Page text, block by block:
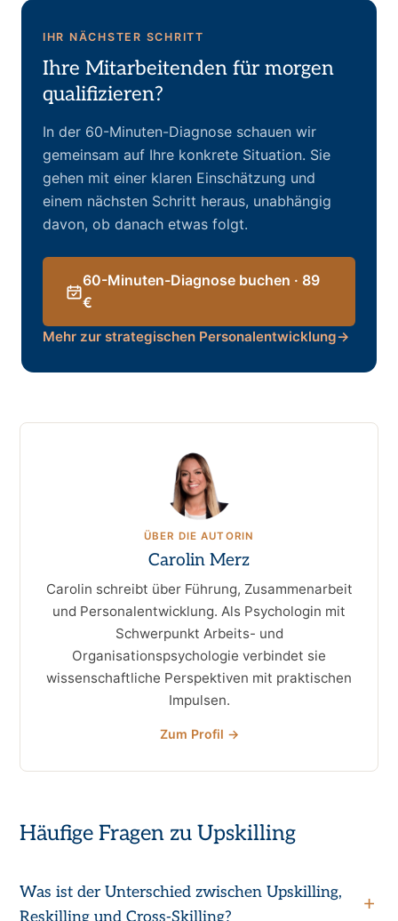
IHR NÄCHSTER SCHRITT
Ihre Mitarbeitenden für morgen
qualifizieren?
In der 60-Minuten-Diagnose schauen wir
gemeinsam auf Ihre konkrete Situation. Sie
gehen mit einer klaren Einschätzung und
einem nächsten Schritt heraus, unabhängig
davon, ob danach etwas folgt.
60-Minuten-Diagnose buchen · 89
€
Mehr zur strategischen Personalentwicklung→
ÜBER DIE AUTORIN
Carolin Merz
Carolin schreibt über Führung, Zusammenarbeit
und Personalentwicklung. Als Psychologin mit
Schwerpunkt Arbeits- und
Organisationspsychologie verbindet sie
wissenschaftliche Perspektiven mit praktischen
Impulsen.
Zum Profil →
Häufige Fragen zu Upskilling
Was ist der Unterschied zwischen Upskilling,
Reskilling und Cross-Skilling?